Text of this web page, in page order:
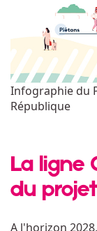
Infographie du
République
La ligne
du projet
A l'horizon